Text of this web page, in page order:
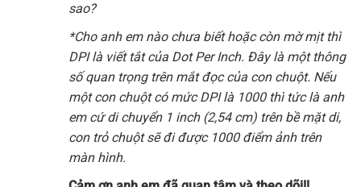
sao?
*Cho anh em nào chưa biết hoặc còn mờ mịt thì
DPI là viết tắt của Dot Per Inch. Đây là một thông
số quan trọng trên mắt đọc của con chuột. Nếu
một con chuột có mức DPI là 1000 thì tức là anh
em cứ di chuyển 1 inch (2,54 cm) trên bề mặt di,
con trỏ chuột sẽ đi được 1000 điểm ảnh trên
màn hình.